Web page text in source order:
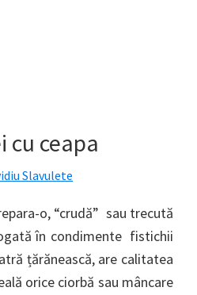
cu ceapa
Slavulete
o, “crudă” sau trecută
în condimente fistichii
țărănească, are calitatea
orice ciorbă sau mâncare